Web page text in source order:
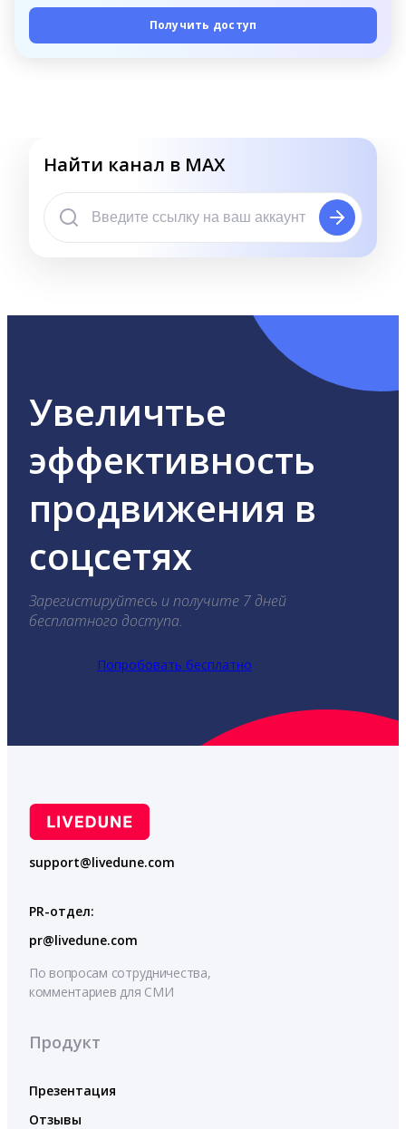
Получить доступ
Найти канал в MAX
Увеличтье
эффективность
продвижения в
соцсетях
Зарегистируйтесь и получите 7 дней
бесплатного доступа.
Попробовать бесплатно
support@livedune.com
PR-отдел:
pr@livedune.com
По вопросам сотрудничества,
комментариев для СМИ
Продукт
Презентация
Отзывы